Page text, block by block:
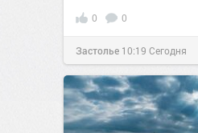
0 0
Застолье 10:19 Сегодня